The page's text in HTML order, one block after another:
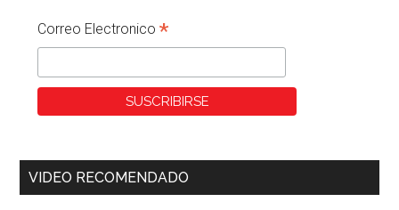
Correo Electronico*
VIDEO RECOMENDADO